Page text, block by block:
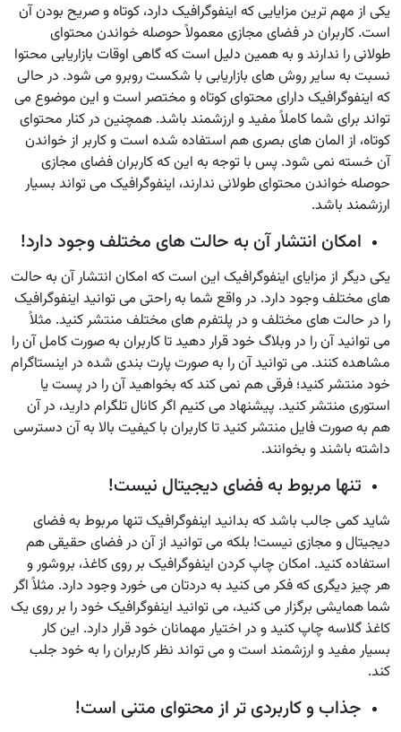
یکی از مهم ترین مزایایی که اینفوگرافیک دارد، کوتاه و صریح بودن آن
است. کاربران در فضای مجازی معمولاً حوصله خواندن محتوای
طولانی را ندارند و به همین دلیل است که گاهی اوقات بازاریابی محتوا
نسبت به سایر روش های بازاریابی با شکست روبرو می شود. در حالی
که اینفوگرافیک دارای محتوای کوتاه و مختصر است و این موضوع می
تواند برای شما کاملاً مفید و ارزشمند باشد. همچنین در کنار محتوای
کوتاه، از المان های بصری هم استفاده شده است و کاربر از خواندن
آن خسته نمی شود. پس با توجه به این که کاربران فضای مجازی
حوصله خواندن محتوای طولانی ندارند، اینفوگرافیک می تواند بسیار
ارزشمند باشد.
امکان انتشار آن به حالت های مختلف وجود دارد!
یکی دیگر از مزایای اینفوگرافیک این است که امکان انتشار آن به حالت
های مختلف وجود دارد. در واقع شما به راحتی می توانید اینفوگرافیک
را در حالت های مختلف و در پلتفرم های مختلف منتشر کنید. مثلاً
می توانید آن را در وبلاگ خود قرار دهید تا کاربران به صورت کامل آن را
مشاهده کنند. می توانید آن را به صورت پارت بندی شده در اینستاگرام
خود منتشر کنید؛ فرقی هم نمی کند که بخواهید آن را در پست یا
استوری منتشر کنید. پیشنهاد می کنیم اگر کانال تلگرام دارید، در آن
هم به صورت فایل منتشر کنید تا کاربران با کیفیت بالا به آن دسترسی
داشته باشند و بخوانند.
تنها مربوط به فضای دیجیتال نیست!
شاید کمی جالب باشد که بدانید اینفوگرافیک تنها مربوط به فضای
دیجیتال و مجازی نیست! بلکه می توانید از آن در فضای حقیقی هم
استفاده کنید. امکان چاپ کردن اینفوگرافیک بر روی کاغذ، بروشور و
هر چیز دیگری که فکر می کنید به دردتان می خورد وجود دارد. مثلاً اگر
شما همایشی برگزار می کنید، می توانید اینفوگرافیک خود را بر روی یک
کاغذ گلاسه چاپ کنید و در اختیار مهمانان خود قرار دارد. این کار
بسیار مفید و ارزشمند است و می تواند نظر کاربران را به خود جلب
کند.
جذاب و کاربردی تر از محتوای متنی است!